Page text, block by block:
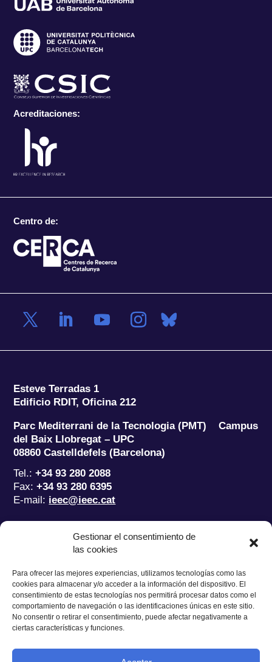
Gestionar el consentimiento de
las cookies
Para ofrecer las mejores experiencias, utilizamos tecnologías como las
cookies para almacenar y/o acceder a la información del dispositivo. El
consentimiento de estas tecnologías nos permitirá procesar datos como el
comportamiento de navegación o las identificaciones únicas en este sitio.
No consentir o retirar el consentimiento, puede afectar negativamente a
ciertas características y funciones.
Acreditaciones:
Centro de:
Esteve Terradas 1
Edificio RDIT, Oficina 212
Parc Mediterrani de la Tecnologia (PMT) Campus
del Baix Llobregat – UPC
08860 Castelldefels (Barcelona)
Tel.:+34 93 280 2088
Fax:+34 93 280 6395
E-mail: ieec@ieec.cat
CONTACTO
Política de Privacidad|Aviso legal|Política de Cookies
Diseño webRuiz Stinga Studio| Desarrollo técnicoIxole